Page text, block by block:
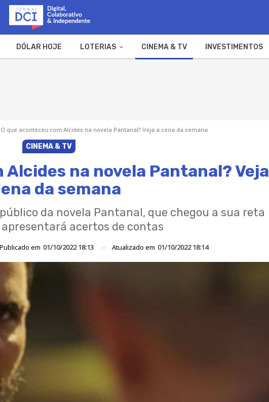
DÓLAR HOJE LOTERIAS CINEMA & TV INVESTIMENTOS
O que aconteceu com Alcides na novela Pantanal? Veja a cena da semana
CINEMA & TV
na novela Pantanal? Veja
da semana
da novela Pantanal, que chegou a sua reta
acertos de contas
Publicado em 01/10/2022 18:13 Atualizado em 01/10/2022 18:14